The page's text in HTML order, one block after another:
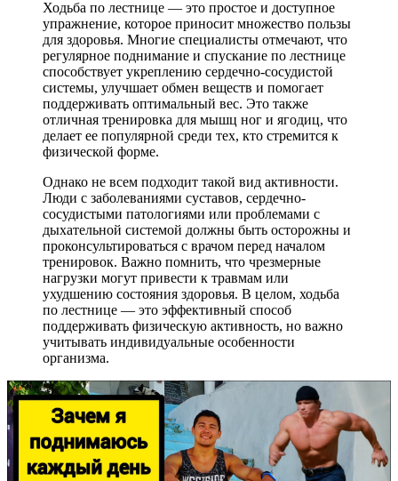
Ходьба по лестнице — это простое и доступное
упражнение, которое приносит множество пользы
для здоровья. Многие специалисты отмечают, что
регулярное поднимание и спускание по лестнице
способствует укреплению сердечно-сосудистой
системы, улучшает обмен веществ и помогает
поддерживать оптимальный вес. Это также
отличная тренировка для мышц ног и ягодиц, что
делает ее популярной среди тех, кто стремится к
физической форме.
Однако не всем подходит такой вид активности.
Люди с заболеваниями суставов, сердечно-
сосудистыми патологиями или проблемами с
дыхательной системой должны быть осторожны и
проконсультироваться с врачом перед началом
тренировок. Важно помнить, что чрезмерные
нагрузки могут привести к травмам или
ухудшению состояния здоровья. В целом, ходьба
по лестнице — это эффективный способ
поддерживать физическую активность, но важно
учитывать индивидуальные особенности
организма.